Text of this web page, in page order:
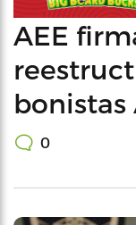
AEE
bonistas
0